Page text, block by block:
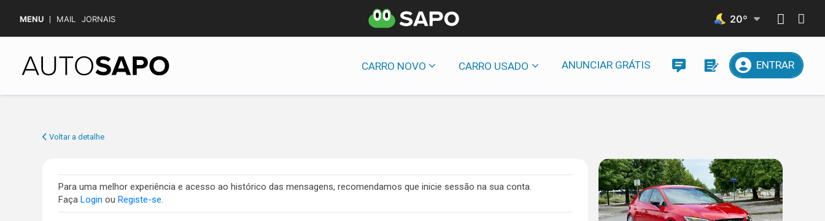
MENU MAIL JORNAIS 20º
CARRO NOVO CARRO USADO ANUNCIAR GRÁTIS ENTRAR
Voltar a detalhe
Para uma melhor experiência e acesso ao histórico das mensagens, recomendamos que inicie sessão na sua conta.
Faça Login ou Registe-se.